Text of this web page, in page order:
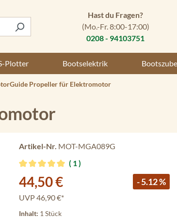
Hast du Fragen?
(Mo.-Fr. 8:00-17:00)
0208 - 94103751
Plotter Bootselektrik
Propeller für Elektromotor
Artikel-Nr. MOT-MGA089G
Durchschnittliche Bewertung von 5 von 5
1
Verkaufspreis:
44,50 € - 5.12 %
UVP46,90 €*
Inhalt: 1 Stück